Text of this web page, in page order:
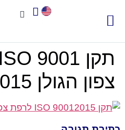
צפון הגולן 2015